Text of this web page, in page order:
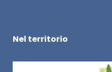
Nel territorio